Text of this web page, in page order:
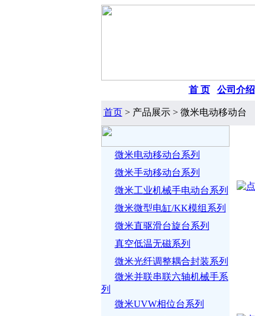
首 页| 公司介绍
首页> 产品展示 > 微米电动移动台
微米电动移动台系列
微米手动移动台系列
微米工业机械手电动台系列
微米微型电缸/KK模组系列
微米直驱滑台旋台系列
真空低温无磁系列
微米光纤调整耦合封装系列
微米并联串联六轴机械手系
列
微米UVW相位台系列